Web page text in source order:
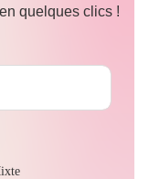
quelques clics !